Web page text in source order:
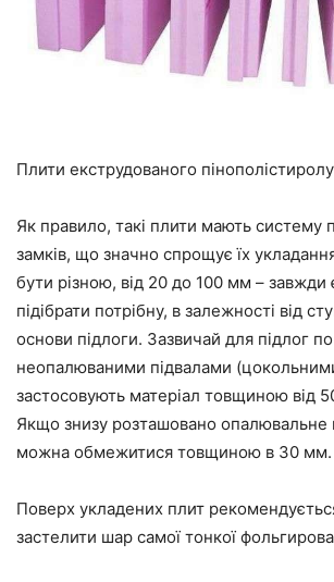
Плити екструдованого
Як правило, такі плити мають систему
замків, що значно спрощує їх
бути різною, від 20 до 100 мм – завжди
підібрати потрібну, в залежності від
основи підлоги. Зазвичай для підлог
неопалюваними підвалами
застосовують матеріал товщиною від
Якщо знизу розташовано опалювальне
можна обмежитися товщиною в 30 мм.
Поверх укладених плит
застелити шар самої тонкої